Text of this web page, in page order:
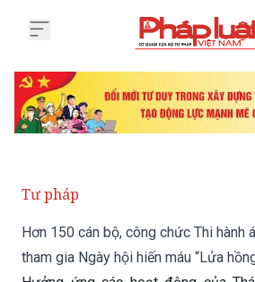
Tư pháp
Hơn 150 cán bộ, công chức Thi hành
tham gia Ngày hội hiến máu “Lửa